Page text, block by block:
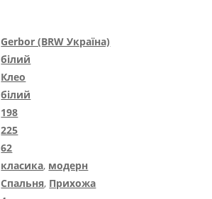
Gerbor (BRW Україна)
білий
Клео
білий
198
225
62
класика, модерн
Спальня, Прихожа